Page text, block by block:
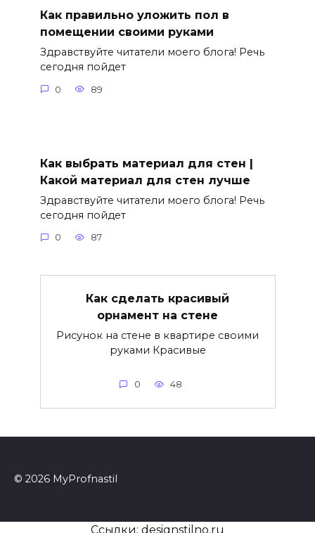
Как правильно уложить пол в
помещении своими руками
Здравствуйте читатели моего блога! Речь
сегодня пойдет
0 89
Как выбрать материал для стен |
Какой материал для стен лучше
Здравствуйте читатели моего блога! Речь
сегодня пойдет
0 87
Как сделать красивый
орнамент на стене
Рисунок на стене в квартире своими
руками Красивые
0 48
© 2026 MyProfnastil
Ссылки: designstilno.ru